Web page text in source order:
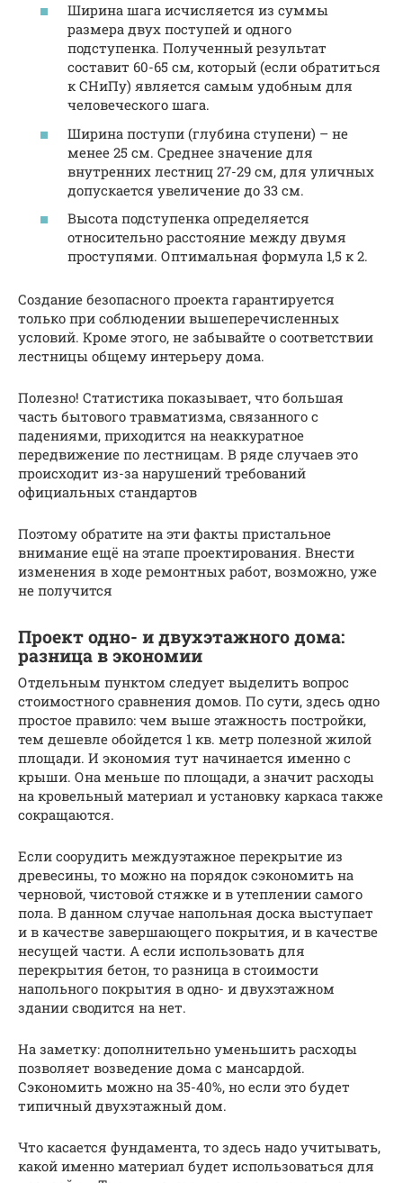
Ширина шага исчисляется из суммы
размера двух поступей и одного
подступенка. Полученный результат
составит 60-65 см, который (если обратиться
к СНиПу) является самым удобным для
человеческого шага.
Ширина поступи (глубина ступени) – не
менее 25 см. Среднее значение для
внутренних лестниц 27-29 см, для уличных
допускается увеличение до 33 см.
Высота подступенка определяется
относительно расстояние между двумя
проступями. Оптимальная формула 1,5 к 2.
Создание безопасного проекта гарантируется
только при соблюдении вышеперечисленных
условий. Кроме этого, не забывайте о соответствии
лестницы общему интерьеру дома.
Полезно! Статистика показывает, что большая
часть бытового травматизма, связанного с
падениями, приходится на неаккуратное
передвижение по лестницам. В ряде случаев это
происходит из-за нарушений требований
официальных стандартов
Поэтому обратите на эти факты пристальное
внимание ещё на этапе проектирования. Внести
изменения в ходе ремонтных работ, возможно, уже
не получится
Проект одно- и двухэтажного дома:
разница в экономии
Отдельным пунктом следует выделить вопрос
стоимостного сравнения домов. По сути, здесь одно
простое правило: чем выше этажность постройки,
тем дешевле обойдется 1 кв. метр полезной жилой
площади. И экономия тут начинается именно с
крыши. Она меньше по площади, а значит расходы
на кровельный материал и установку каркаса также
сокращаются.
Если соорудить междуэтажное перекрытие из
древесины, то можно на порядок сэкономить на
черновой, чистовой стяжке и в утеплении самого
пола. В данном случае напольная доска выступает
и в качестве завершающего покрытия, и в качестве
несущей части. А если использовать для
перекрытия бетон, то разница в стоимости
напольного покрытия в одно- и двухэтажном
здании сводится на нет.
На заметку: дополнительно уменьшить расходы
позволяет возведение дома с мансардой.
Сэкономить можно на 35-40%, но если это будет
типичный двухэтажный дом.
Что касается фундамента, то здесь надо учитывать,
какой именно материал будет использоваться для